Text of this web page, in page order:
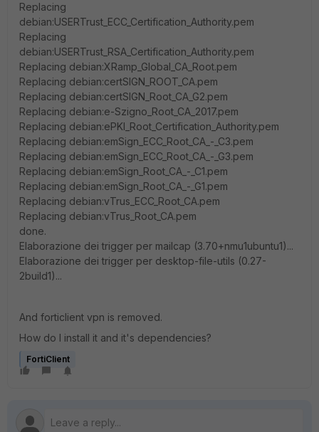
Replacing
debian:USERTrust_ECC_Certification_Authority.pem
Replacing
debian:USERTrust_RSA_Certification_Authority.pem
Replacing debian:XRamp_Global_CA_Root.pem
Replacing debian:certSIGN_ROOT_CA.pem
Replacing debian:certSIGN_Root_CA_G2.pem
Replacing debian:e-Szigno_Root_CA_2017.pem
Replacing debian:ePKI_Root_Certification_Authority.pem
Replacing debian:emSign_ECC_Root_CA_-_C3.pem
Replacing debian:emSign_ECC_Root_CA_-_G3.pem
Replacing debian:emSign_Root_CA_-_C1.pem
Replacing debian:emSign_Root_CA_-_G1.pem
Replacing debian:vTrus_ECC_Root_CA.pem
Replacing debian:vTrus_Root_CA.pem
done.
Elaborazione dei trigger per mailcap (3.70+nmu1ubuntu1)...
Elaborazione dei trigger per desktop-file-utils (0.27-
2build1)...
And forticlient vpn is removed.
How do I install it and it's dependencies?
FortiClient